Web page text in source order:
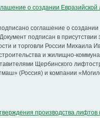
о создании Евразийской
соглашение о создании
подписан в присутствии
и торговли России Михаила
и жилищно-
Щербинского
(Россия) и компании
производства лифтов